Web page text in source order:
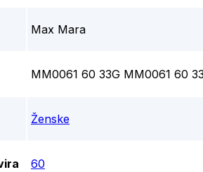
Max Mara
MM0061 60 33G MM0061 60
Ženske
60